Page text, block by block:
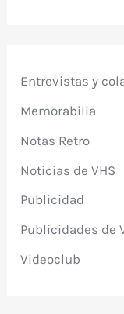
Entrevistas y
Memorabilia
Notas Retro
Noticias de VHS
Publicidad
Publicidades de
Videoclub